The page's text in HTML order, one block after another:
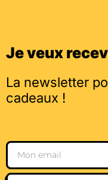
Je veux
La newsletter
cadeaux !
Email